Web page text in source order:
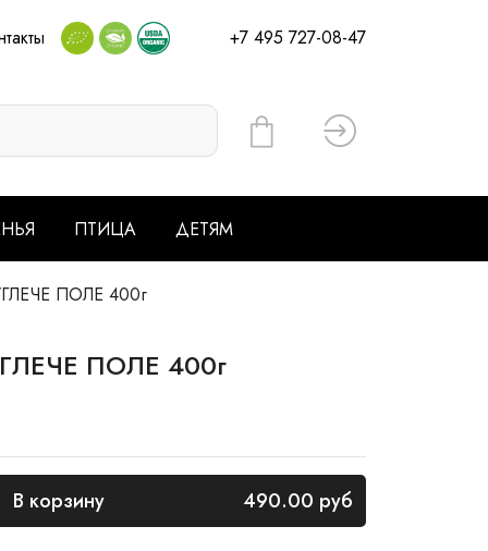
+7 495 727-08-47
Вход
ПТИЦА ДЕТЯМ
ПОЛЕ 400г
ПОЛЕ 400г
В корзину 490.00 руб